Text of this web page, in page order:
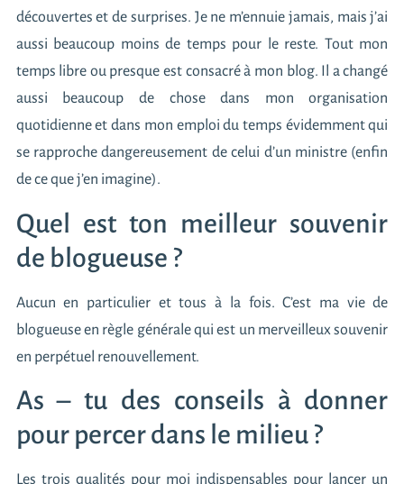
découvertes et de surprises. Je ne m’ennuie jamais, mais j’ai
aussi beaucoup moins de temps pour le reste. Tout mon
temps libre ou presque est consacré à mon blog. Il a changé
aussi beaucoup de chose dans mon organisation
quotidienne et dans mon emploi du temps évidemment qui
se rapproche dangereusement de celui d’un ministre (enfin
de ce que j’en imagine).
Quel est ton meilleur souvenir
de blogueuse ?
Aucun en particulier et tous à la fois. C’est ma vie de
blogueuse en règle générale qui est un merveilleux souvenir
en perpétuel renouvellement.
As – tu des conseils à donner
pour percer dans le milieu ?
Les trois qualités pour moi indispensables pour lancer un